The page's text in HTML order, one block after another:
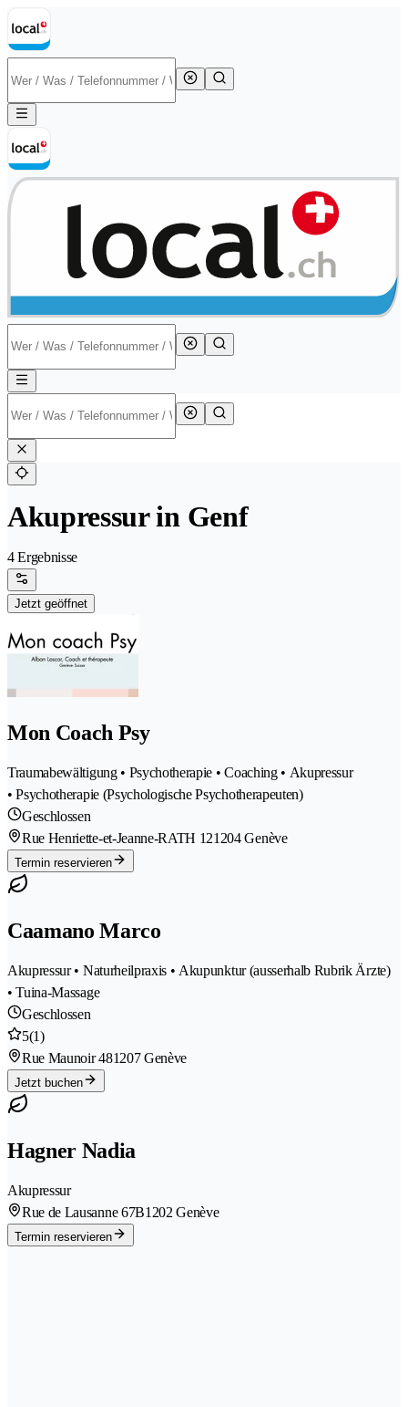
Akupressur in Genf
4 Ergebnisse
Jetzt geöffnet
Mon Coach Psy
Traumabewältigung • Psychotherapie • Coaching • Akupressur
• Psychotherapie (Psychologische Psychotherapeuten)
Geschlossen
Rue Henriette-et-Jeanne-RATH 121204 Genève
Termin reservieren
Caamano Marco
Akupressur • Naturheilpraxis • Akupunktur (ausserhalb Rubrik Ärzte)
• Tuina-Massage
Geschlossen
5(1)
Rue Maunoir 481207 Genève
Jetzt buchen
Hagner Nadia
Akupressur
Rue de Lausanne 67B1202 Genève
Termin reservieren